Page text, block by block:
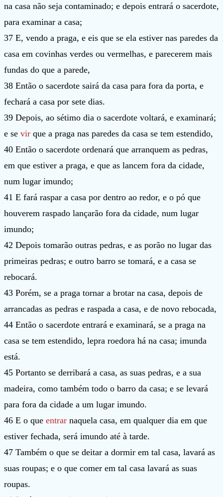
na casa não seja contaminado; e depois entrará o sacerdote,
para examinar a casa;
37 E, vendo a praga, e eis que se ela estiver nas paredes da
casa em covinhas verdes ou vermelhas, e parecerem mais
fundas do que a parede,
38 Então o sacerdote sairá da casa para fora da porta, e
fechará a casa por sete dias.
39 Depois, ao sétimo dia o sacerdote voltará, e examinará;
e se vir que a praga nas paredes da casa se tem estendido,
40 Então o sacerdote ordenará que arranquem as pedras,
em que estiver a praga, e que as lancem fora da cidade,
num lugar imundo;
41 E fará raspar a casa por dentro ao redor, e o pó que
houverem raspado lançarão fora da cidade, num lugar
imundo;
42 Depois tomarão outras pedras, e as porão no lugar das
primeiras pedras; e outro barro se tomará, e a casa se
rebocará.
43 Porém, se a praga tornar a brotar na casa, depois de
arrancadas as pedras e raspada a casa, e de novo rebocada,
44 Então o sacerdote entrará e examinará, se a praga na
casa se tem estendido, lepra roedora há na casa; imunda
está.
45 Portanto se derribará a casa, as suas pedras, e a sua
madeira, como também todo o barro da casa; e se levará
para fora da cidade a um lugar imundo.
46 E o que entrar naquela casa, em qualquer dia em que
estiver fechada, será imundo até à tarde.
47 Também o que se deitar a dormir em tal casa, lavará as
suas roupas; e o que comer em tal casa lavará as suas
roupas.